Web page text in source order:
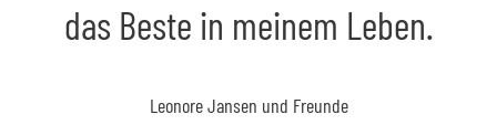
das Beste in meinem Leben.
Leonore Jansen und Freunde